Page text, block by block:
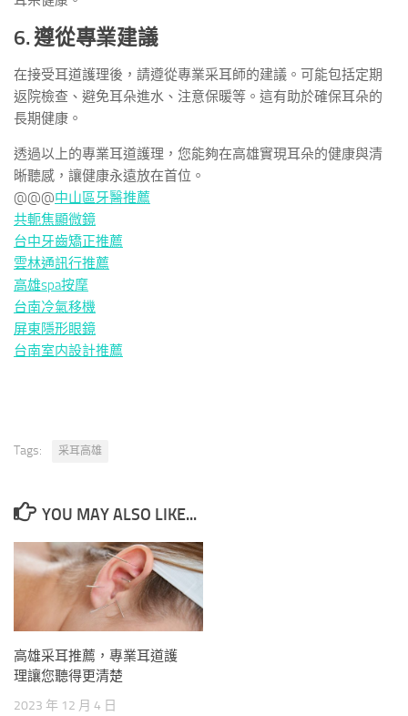
6. 遵從專業建議
在接受耳道護理後，請遵從專業采耳師的建議。可能包括定期
返院檢查、避免耳朵進水、注意保暖等。這有助於確保耳朵的
長期健康。
透過以上的專業耳道護理，您能夠在高雄實現耳朵的健康與清
晰聽感，讓健康永遠放在首位。
@@@中山區牙醫推薦
共軛焦顯微鏡
台中牙齒矯正推薦
雲林通訊行推薦
高雄spa按摩
台南冷氣移機
屏東隱形眼鏡
台南室内設計推薦
Tags: 采耳高雄
YOU MAY ALSO LIKE...
高雄采耳推薦，專業耳道護
理讓您聽得更清楚
2023 年 12 月 4 日